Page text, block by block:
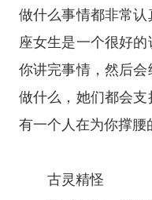
做什么事情都非常
座女生是一个很好
你讲完事情，然后
做什么，她们都会
有一个人在为你撑腰
古灵精怪